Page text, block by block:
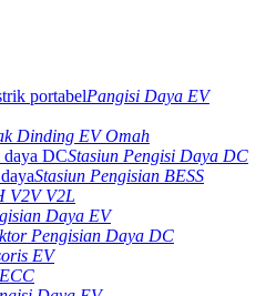
Pangisi Daya EV
Dinding EV Omah
Stasiun Pengisi Daya DC
Stasiun Pengisian BESS
V2V V2L
Daya EV
Pengisian Daya DC
EV